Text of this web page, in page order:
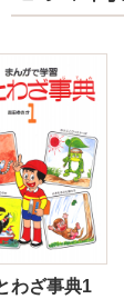
わざ事典1